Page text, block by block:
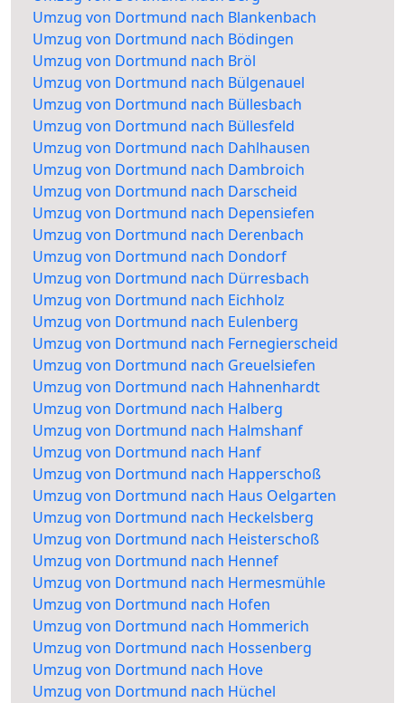
Umzug von Dortmund nach Blankenbach
Umzug von Dortmund nach Bödingen
Umzug von Dortmund nach Bröl
Umzug von Dortmund nach Bülgenauel
Umzug von Dortmund nach Büllesbach
Umzug von Dortmund nach Büllesfeld
Umzug von Dortmund nach Dahlhausen
Umzug von Dortmund nach Dambroich
Umzug von Dortmund nach Darscheid
Umzug von Dortmund nach Depensiefen
Umzug von Dortmund nach Derenbach
Umzug von Dortmund nach Dondorf
Umzug von Dortmund nach Dürresbach
Umzug von Dortmund nach Eichholz
Umzug von Dortmund nach Eulenberg
Umzug von Dortmund nach Fernegierscheid
Umzug von Dortmund nach Greuelsiefen
Umzug von Dortmund nach Hahnenhardt
Umzug von Dortmund nach Halberg
Umzug von Dortmund nach Halmshanf
Umzug von Dortmund nach Hanf
Umzug von Dortmund nach Happerschoß
Umzug von Dortmund nach Haus Oelgarten
Umzug von Dortmund nach Heckelsberg
Umzug von Dortmund nach Heisterschoß
Umzug von Dortmund nach Hennef
Umzug von Dortmund nach Hermesmühle
Umzug von Dortmund nach Hofen
Umzug von Dortmund nach Hommerich
Umzug von Dortmund nach Hossenberg
Umzug von Dortmund nach Hove
Umzug von Dortmund nach Hüchel